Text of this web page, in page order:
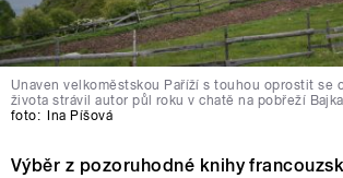
Unaven velkoměstskou Paříží s touhou oprostit se
života strávil autor půl roku v chatě na pobřeží
foto:
Ina Píšová
Výběr z pozoruhodné knihy